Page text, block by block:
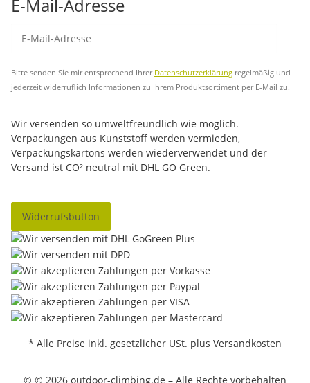
E-Mail-Adresse
Bitte senden Sie mir entsprechend Ihrer Datenschutzerklärung regelmäßig und
jederzeit widerruflich Informationen zu Ihrem Produktsortiment per E-Mail zu.
Wir versenden so umweltfreundlich wie möglich.
Verpackungen aus Kunststoff werden vermieden,
Verpackungskartons werden wiederverwendet und der
Versand ist CO² neutral mit DHL GO Green.
Widerrufsbutton
* Alle Preise inkl. gesetzlicher USt. plus Versandkosten
© © 2026 outdoor-climbing.de – Alle Rechte vorbehalten